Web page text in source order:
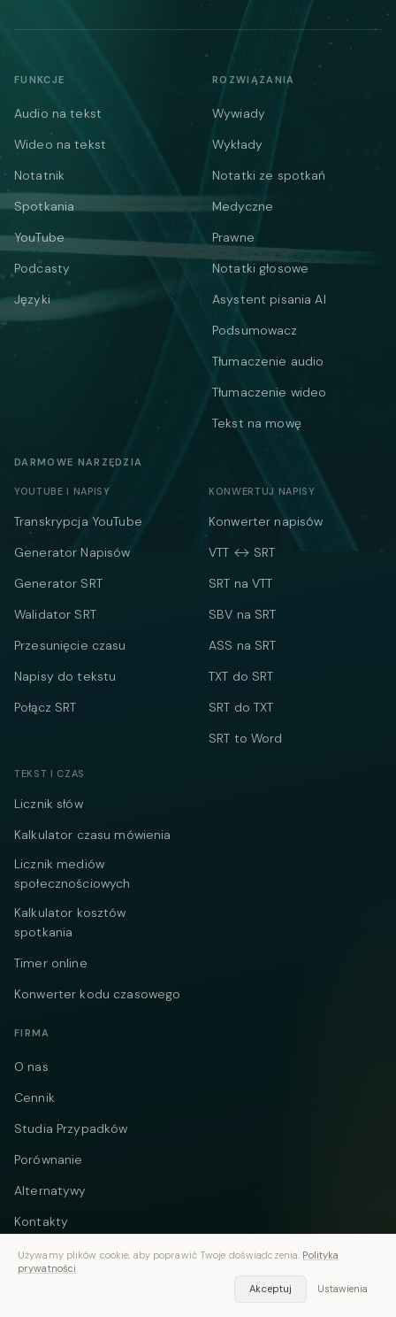
FUNKCJE
Audio na tekst
Wideo na tekst
Notatnik
Spotkania
YouTube
Podcasty
Języki
ROZWIĄZANIA
Wywiady
Wykłady
Notatki ze spotkań
Medyczne
Prawne
Notatki głosowe
Asystent pisania AI
Podsumowacz
Tłumaczenie audio
Tłumaczenie wideo
Tekst na mowę
DARMOWE NARZĘDZIA
YOUTUBE I NAPISY
Transkrypcja YouTube
Generator Napisów
Generator SRT
Walidator SRT
Przesunięcie czasu
Napisy do tekstu
Połącz SRT
KONWERTUJ NAPISY
Konwerter napisów
VTT ↔ SRT
SRT na VTT
SBV na SRT
ASS na SRT
TXT do SRT
SRT do TXT
SRT to Word
TEKST I CZAS
Licznik słów
Kalkulator czasu mówienia
Licznik mediów
społecznościowych
Kalkulator kosztów
spotkania
Timer online
Konwerter kodu czasowego
FIRMA
O nas
Cennik
Studia Przypadków
Porównanie
Alternatywy
Kontakty
Blog
Używamy plików cookie, aby poprawić Twoje doświadczenia. Polityka
prywatności
Akceptuj
Ustawienia